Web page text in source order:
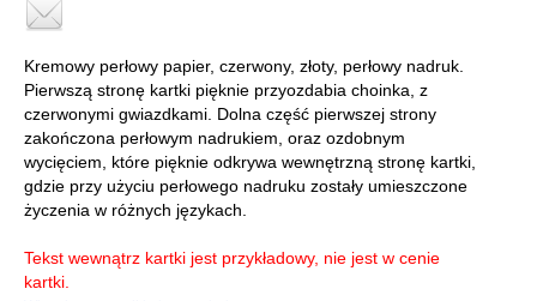
Kremowy perłowy papier, czerwony, złoty, perłowy nadruk.
Pierwszą stronę kartki pięknie przyozdabia choinka, z
czerwonymi gwiazdkami. Dolna część pierwszej strony
zakończona perłowym nadrukiem, oraz ozdobnym
wycięciem, które pięknie odkrywa wewnętrzną stronę kartki,
gdzie przy użyciu perłowego nadruku zostały umieszczone
życzenia w różnych językach.
Tekst wewnątrz kartki jest przykładowy, nie jest w cenie
kartki.